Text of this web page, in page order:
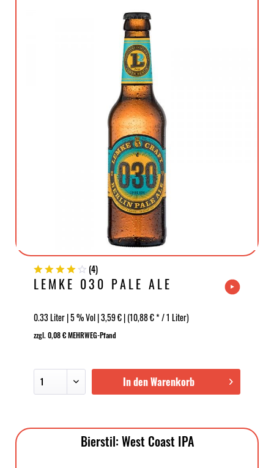
(4)
LEMKE 030 PALE ALE
0.33 Liter | 5 % Vol | 3,59 € | (10,88 € * / 1 Liter)
zzgl. 0,08 € MEHRWEG-Pfand
In den Warenkorb
Bierstil: West Coast IPA